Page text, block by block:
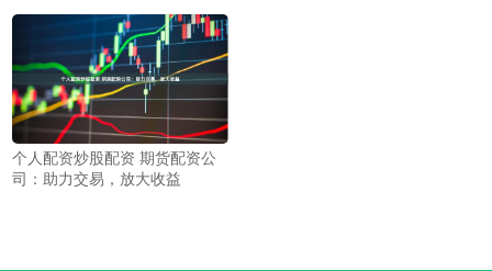
个人配资炒股配资 期货配资公
司：助力交易，放大收益